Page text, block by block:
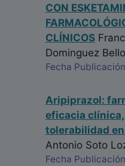
CON
CLÍNICOS
Dominguez
Fecha
Aripiprazol:
eficacia
tolerabilidad
Antonio Soto
Fecha